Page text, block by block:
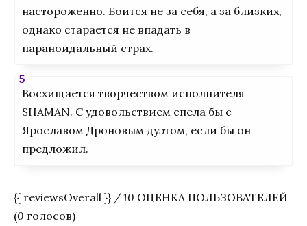
настороженно. Боится не за себя, а за близких,
однако старается не впадать в
параноидальный страх.
Восхищается творчеством исполнителя
SHAMAN. С удовольствием спела бы с
Ярославом Дроновым дуэтом, если бы он
предложил.
{{ reviewsOverall }} / 10 ОЦЕНКА ПОЛЬЗОВАТЕЛЕЙ
(0 голосов)